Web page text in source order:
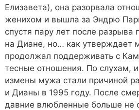
Елизавета), она разорвала
женихом и вышла за Эндрю
спустя пару лет после разрыва
на Диане, но… как утверждает
продолжал поддерживать с
тесные отношения. По слухам,
измены мужа стали причиной
и Дианы в 1995 году. После
давние влюбленные больше не